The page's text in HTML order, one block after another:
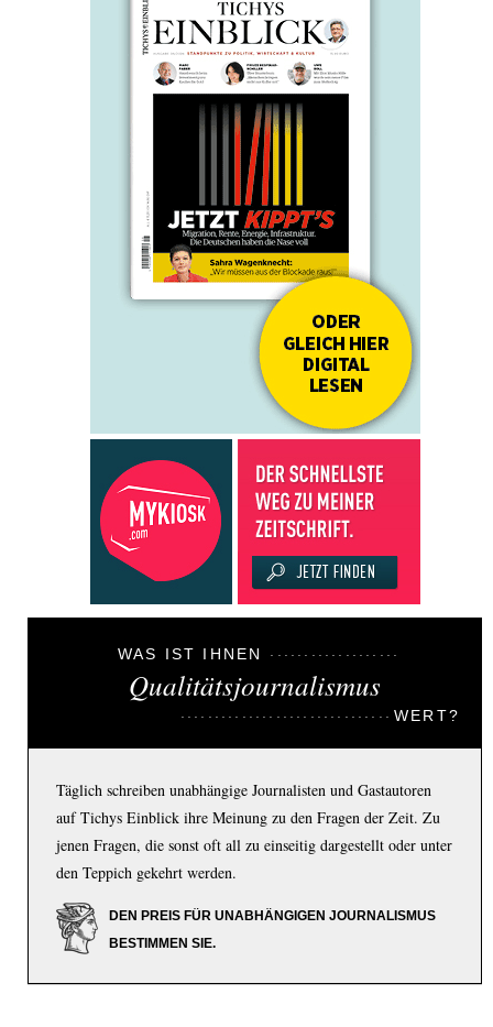
WAS IST IHNEN
Qualitätsjournalismus
WERT?
Täglich schreiben unabhängige Journalisten und Gastautoren
auf Tichys Einblick ihre Meinung zu den Fragen der Zeit. Zu
jenen Fragen, die sonst oft all zu einseitig dargestellt oder unter
den Teppich gekehrt werden.
DEN PREIS FÜR UNABHÄNGIGEN JOURNALISMUS
BESTIMMEN SIE.